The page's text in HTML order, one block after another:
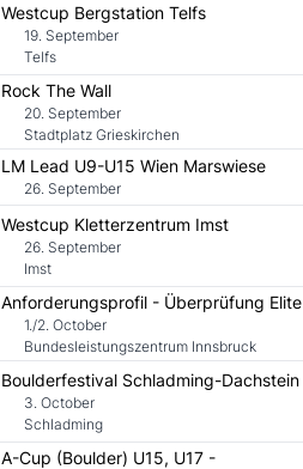
Westcup Bergstation Telfs
19. September
Telfs
Rock The Wall
20. September
Stadtplatz Grieskirchen
LM Lead U9-U15 Wien Marswiese
26. September
Westcup Kletterzentrum Imst
26. September
Imst
Anforderungsprofil - Überprüfung Elite
1./2. October
Bundesleistungszentrum Innsbruck
Boulderfestival Schladming-Dachstein
3. October
Schladming
A-Cup (Boulder) U15, U17 -